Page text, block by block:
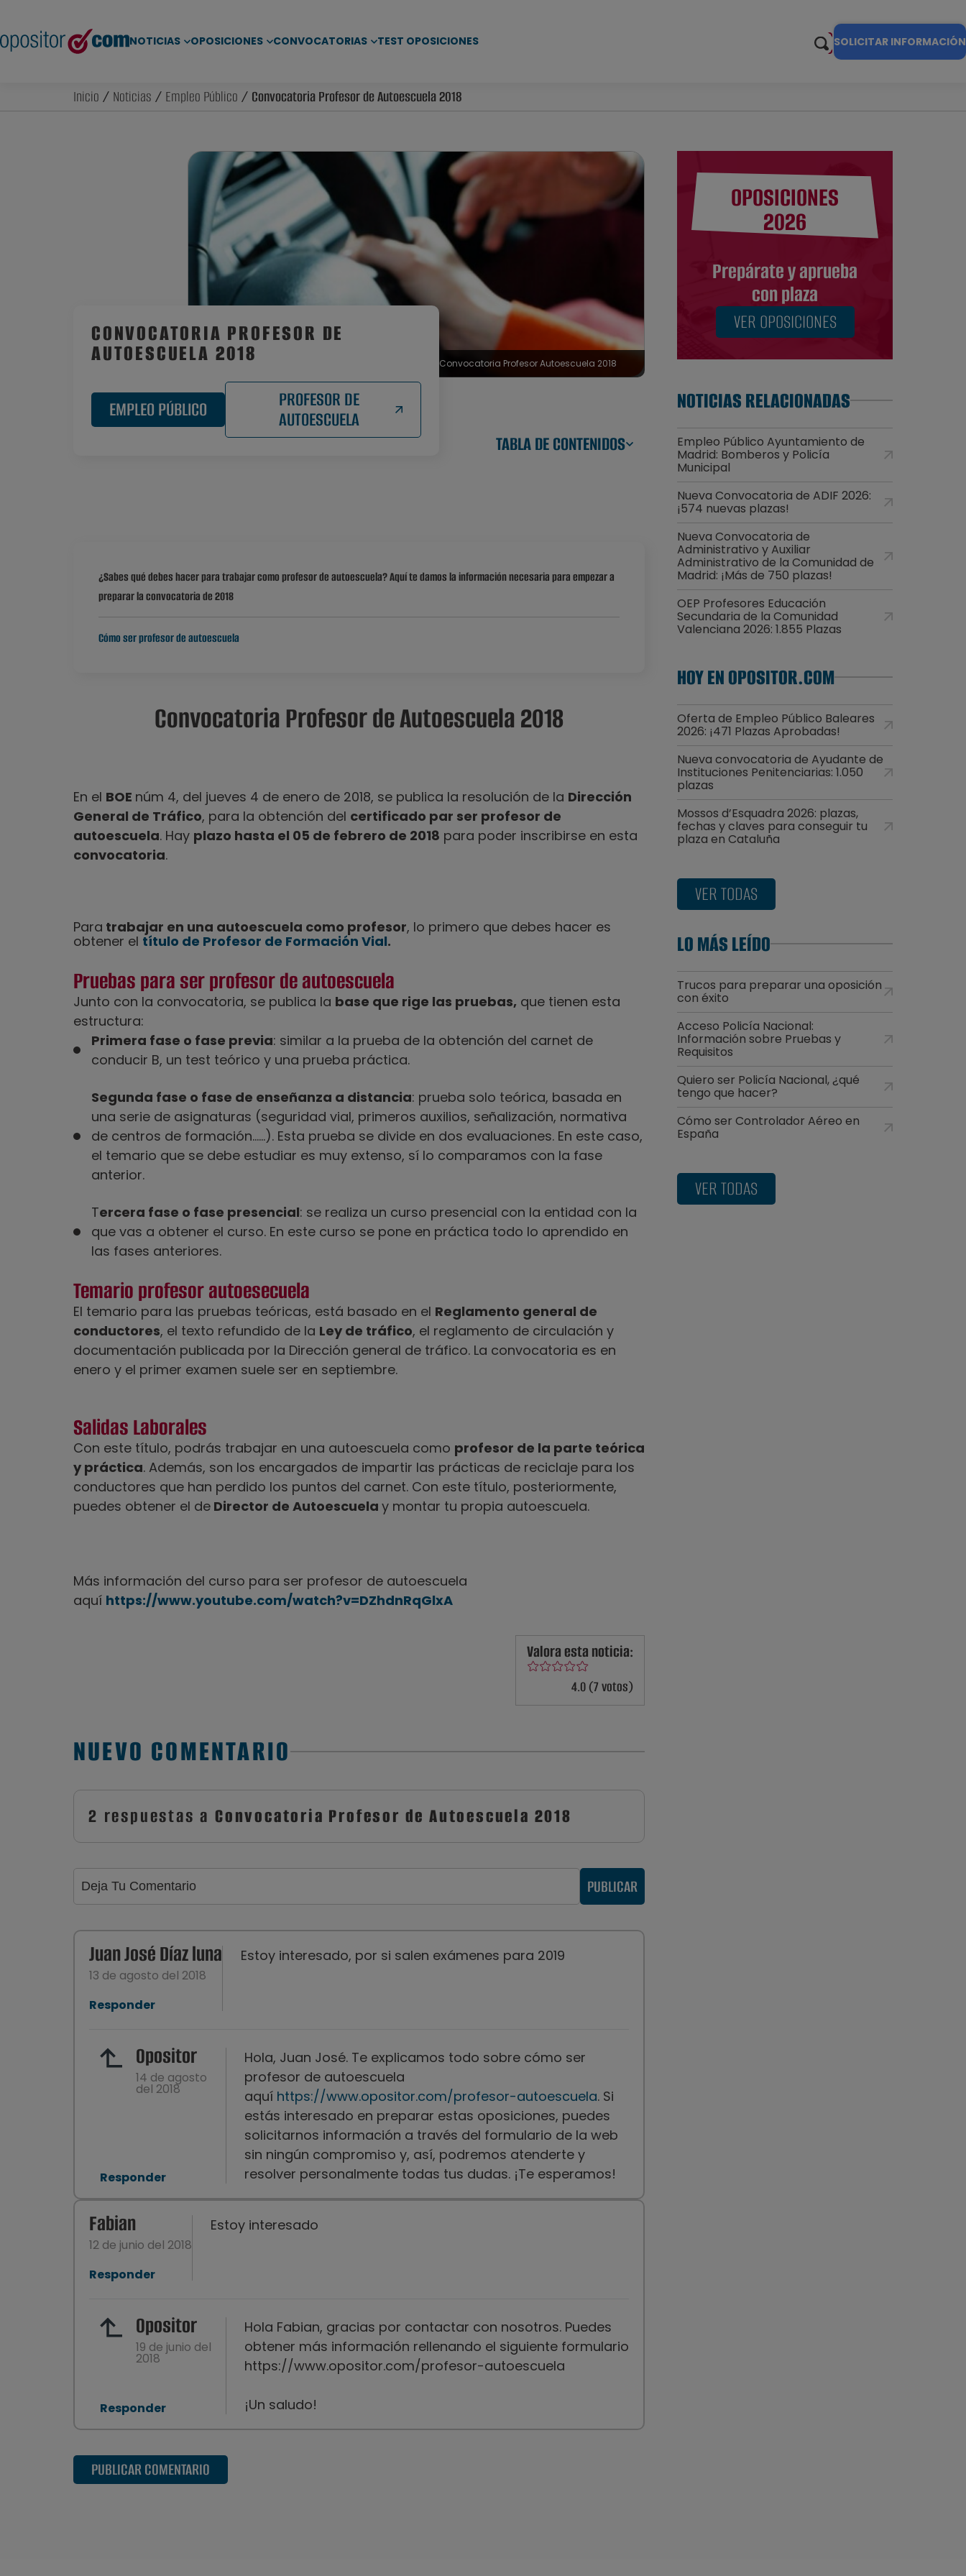
NOTICIAS OPOSICIONES CONVOCATORIAS TEST OPOSICIONES SOLICITAR INFORMACIÓN
Inicio / Noticias / Empleo Público / Convocatoria Profesor de Autoescuela 2018
Convocatoria Profesor Autoescuela 2018
CONVOCATORIA PROFESOR DE
AUTOESCUELA 2018
EMPLEO PÚBLICO
PROFESOR DE
AUTOESCUELA
TABLA DE CONTENIDOS
¿Sabes qué debes hacer para trabajar como profesor de autoescuela? Aquí te damos la información necesaria para empezar a
preparar la convocatoria de 2018
Cómo ser profesor de autoescuela
Convocatoria Profesor de Autoescuela 2018
En el BOE núm 4, del jueves 4 de enero de 2018, se publica la resolución de la Dirección
General de Tráfico, para la obtención del certificado par ser profesor de
autoescuela. Hay plazo hasta el 05 de febrero de 2018 para poder inscribirse en esta
convocatoria.
Para trabajar en una autoescuela como profesor, lo primero que debes hacer es
obtener el título de Profesor de Formación Vial.
Pruebas para ser profesor de autoescuela
Junto con la convocatoria, se publica la base que rige las pruebas, que tienen esta
estructura:
Primera fase o fase previa: similar a la prueba de la obtención del carnet de
conducir B, un test teórico y una prueba práctica.
Segunda fase o fase de enseñanza a distancia: prueba solo teórica, basada en
una serie de asignaturas (seguridad vial, primeros auxilios, señalización, normativa
de centros de formación……). Esta prueba se divide en dos evaluaciones. En este caso,
el temario que se debe estudiar es muy extenso, sí lo comparamos con la fase
anterior.
Tercera fase o fase presencial: se realiza un curso presencial con la entidad con la
que vas a obtener el curso. En este curso se pone en práctica todo lo aprendido en
las fases anteriores.
Temario profesor autoesecuela
El temario para las pruebas teóricas, está basado en el Reglamento general de
conductores, el texto refundido de la Ley de tráfico, el reglamento de circulación y
documentación publicada por la Dirección general de tráfico. La convocatoria es en
enero y el primer examen suele ser en septiembre.
Salidas Laborales
Con este título, podrás trabajar en una autoescuela como profesor de la parte teórica
y práctica. Además, son los encargados de impartir las prácticas de reciclaje para los
conductores que han perdido los puntos del carnet. Con este título, posteriormente,
puedes obtener el de Director de Autoescuela y montar tu propia autoescuela.
Más información del curso para ser profesor de autoescuela
aquí https://www.youtube.com/watch?v=DZhdnRqGlxA​
Valora esta noticia:
4.0 (7 votos)
NUEVO COMENTARIO
2 respuestas a Convocatoria Profesor de Autoescuela 2018
PUBLICAR
Juan José Díaz luna
13 de agosto del 2018
Responder
Estoy interesado, por si salen exámenes para 2019
Opositor
14 de agosto
del 2018
Responder
Hola, Juan José. Te explicamos todo sobre cómo ser
profesor de autoescuela
aquí https://www.opositor.com/profesor-autoescuela. Si
estás interesado en preparar estas oposiciones, puedes
solicitarnos información a través del formulario de la web
sin ningún compromiso y, así, podremos atenderte y
resolver personalmente todas tus dudas. ¡Te esperamos!
Fabian
12 de junio del 2018
Responder
Estoy interesado
Opositor
19 de junio del
2018
Responder
Hola Fabian, gracias por contactar con nosotros. Puedes
obtener más información rellenando el siguiente formulario
https://www.opositor.com/profesor-autoescuela
¡Un saludo!
PUBLICAR COMENTARIO
OPOSICIONES
2026
Prepárate y aprueba
con plaza
VER OPOSICIONES
NOTICIAS RELACIONADAS
Empleo Público Ayuntamiento de
Madrid: Bomberos y Policía
Municipal
Nueva Convocatoria de ADIF 2026:
¡574 nuevas plazas!
Nueva Convocatoria de
Administrativo y Auxiliar
Administrativo de la Comunidad de
Madrid: ¡Más de 750 plazas!
OEP Profesores Educación
Secundaria de la Comunidad
Valenciana 2026: 1.855 Plazas
HOY EN OPOSITOR.COM
Oferta de Empleo Público Baleares
2026: ¡471 Plazas Aprobadas!
Nueva convocatoria de Ayudante de
Instituciones Penitenciarias: 1.050
plazas
Mossos d’Esquadra 2026: plazas,
fechas y claves para conseguir tu
plaza en Cataluña
VER TODAS
LO MÁS LEÍDO
Trucos para preparar una oposición
con éxito
Acceso Policía Nacional:
Información sobre Pruebas y
Requisitos
Quiero ser Policía Nacional, ¿qué
tengo que hacer?
Cómo ser Controlador Aéreo en
España
VER TODAS